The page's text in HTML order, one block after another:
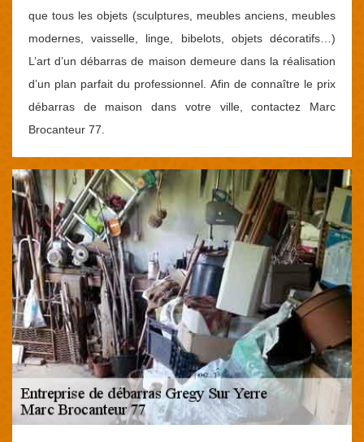
que tous les objets (sculptures, meubles anciens, meubles
modernes, vaisselle, linge, bibelots, objets décoratifs…)
L’art d’un débarras de maison demeure dans la réalisation
d’un plan parfait du professionnel. Afin de connaître le prix
débarras de maison dans votre ville, contactez Marc
Brocanteur 77.